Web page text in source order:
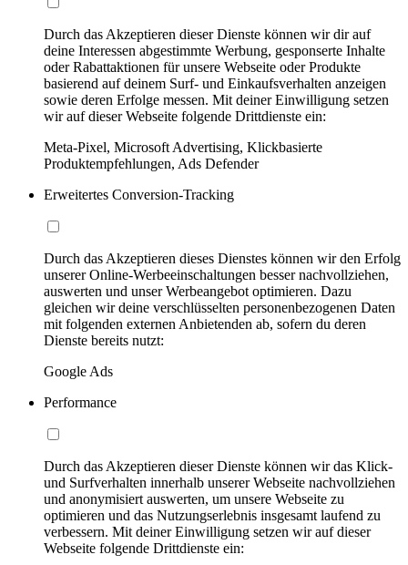
Durch das Akzeptieren dieser Dienste können wir dir auf
deine Interessen abgestimmte Werbung, gesponserte Inhalte
oder Rabattaktionen für unsere Webseite oder Produkte
basierend auf deinem Surf- und Einkaufsverhalten anzeigen
sowie deren Erfolge messen. Mit deiner Einwilligung setzen
wir auf dieser Webseite folgende Drittdienste ein:
Meta-Pixel, Microsoft Advertising, Klickbasierte
Produktempfehlungen, Ads Defender
Erweitertes Conversion-Tracking
Durch das Akzeptieren dieses Dienstes können wir den Erfolg
unserer Online-Werbeeinschaltungen besser nachvollziehen,
auswerten und unser Werbeangebot optimieren. Dazu
gleichen wir deine verschlüsselten personenbezogenen Daten
mit folgenden externen Anbietenden ab, sofern du deren
Dienste bereits nutzt:
Google Ads
Performance
Durch das Akzeptieren dieser Dienste können wir das Klick-
und Surfverhalten innerhalb unserer Webseite nachvollziehen
und anonymisiert auswerten, um unsere Webseite zu
optimieren und das Nutzungserlebnis insgesamt laufend zu
verbessern. Mit deiner Einwilligung setzen wir auf dieser
Webseite folgende Drittdienste ein: